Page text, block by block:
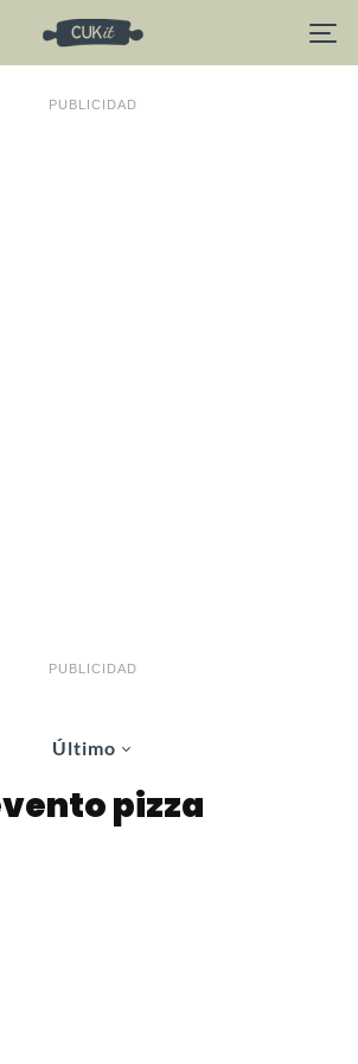
PUBLICIDAD
PUBLICIDAD
Último
pizza